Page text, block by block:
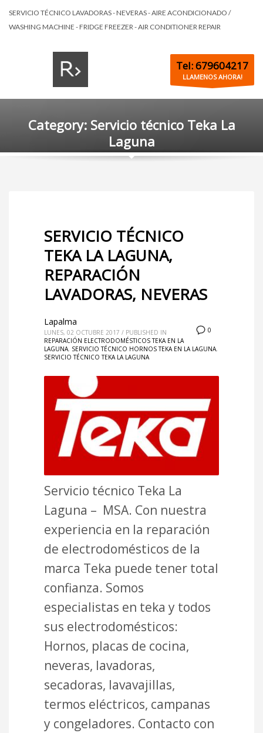
SERVICIO TÉCNICO LAVADORAS - NEVERAS - AIRE ACONDICIONADO /
WASHING MACHINE - FRIDGE FREEZER - AIR CONDITIONER REPAIR
Tel: 679604217
LLAMENOS AHORA!
Category: Servicio técnico Teka La
Laguna
SERVICIO TÉCNICO
TEKA LA LAGUNA,
REPARACIÓN
LAVADORAS, NEVERAS
0
Lapalma
LUNES, 02 OCTUBRE 2017 / PUBLISHED IN
REPARACIÓN ELECTRODOMÉSTICOS TEKA EN LA
LAGUNA, SERVICIO TÉCNICO HORNOS TEKA EN LA LAGUNA,
SERVICIO TÉCNICO TEKA LA LAGUNA
Servicio técnico Teka La
Laguna – MSA. Con nuestra
experiencia en la reparación
de electrodomésticos de la
marca Teka puede tener total
confianza. Somos
especialistas en teka y todos
sus electrodomésticos:
Hornos, placas de cocina,
neveras, lavadoras,
secadoras, lavavajillas,
termos eléctricos, campanas
y congeladores. Contacto con